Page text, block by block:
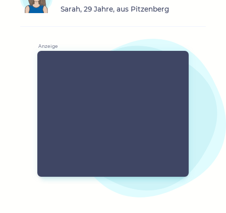
Sarah, 29 Jahre, aus Pitzenberg